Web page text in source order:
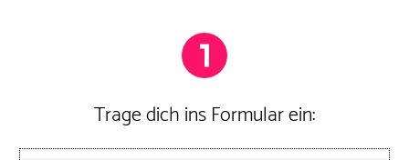
Trage dich ins Formular ein: